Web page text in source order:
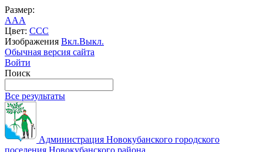
Размер:
AAA
Цвет: CCC
Изображения Вкл.Выкл.
Обычная версия сайта
Войти
Поиск
Все результаты
Администрация Новокубанского городского
поселения Новокубанского района